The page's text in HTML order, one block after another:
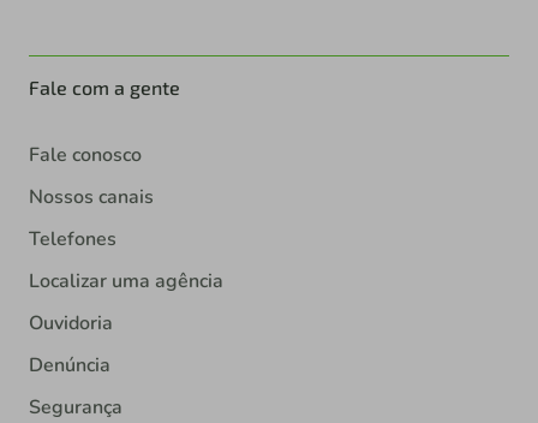
Fale com a gente
Fale conosco
Nossos canais
Telefones
Localizar uma agência
Ouvidoria
Denúncia
Segurança